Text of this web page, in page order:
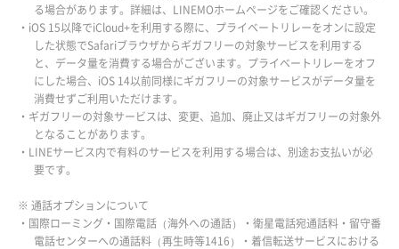
る場合があります。詳細は、LINEMOホームページをご確認ください。
・iOS 15以降でiCloud+を利用する際に、プライベートリレーをオンに設定
した状態でSafariブラウザからギガフリーの対象サービスを利用する
と、データ量を消費する場合がございます。プライベートリレーをオフ
にした場合、iOS 14以前同様にギガフリーの対象サービスがデータ量を
消費せずご利用いただけます。
・ギガフリーの対象サービスは、変更、追加、廃止又はギガフリーの対象外
となることがあります。
・LINEサービス内で有料のサービスを利用する場合は、別途お支払いが必
要です。
※ 通話オプションについて
・国際ローミング・国際電話（海外への通話）・衛星電話宛通話料・留守番
電話センターへの通話料（再生時等1416）・着信転送サービスにおける